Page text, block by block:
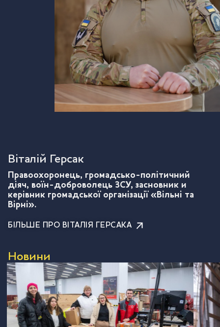
Віталій Герсак
Правоохоронець, громадсько-політичний
діяч, воїн-доброволець ЗСУ, засновник и
керівник громадської організації «Вільні та
Вірні».
БІЛЬШЕ ПРО ВІТАЛІЯ ГЕРСАКА
Новини